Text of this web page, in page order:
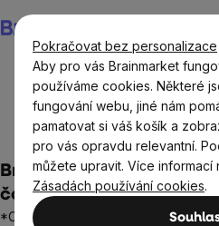
Pokračovat bez personalizace
Aby pro vás Brainmarket
používáme cookies. Některé
fungování webu, jiné nám
pamatovat si váš košík a
pro vás opravdu relevantní.
můžete upravit. Více informací
Zásadách používání cookies.
na
obsah
Potraviny Sladké snacky
čokoládě
BrainMax Pure® Mini
čokoládě, BIO, 200 g
*CZ-BIO-001 certifikát / BIO banány